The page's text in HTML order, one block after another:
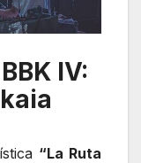
IV:
“La Ruta